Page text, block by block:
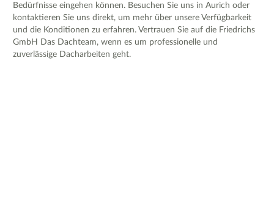
Bedürfnisse eingehen können. Besuchen Sie uns in Aurich oder
kontaktieren Sie uns direkt, um mehr über unsere Verfügbarkeit
und die Konditionen zu erfahren. Vertrauen Sie auf die Friedrichs
GmbH Das Dachteam, wenn es um professionelle und
zuverlässige Dacharbeiten geht.